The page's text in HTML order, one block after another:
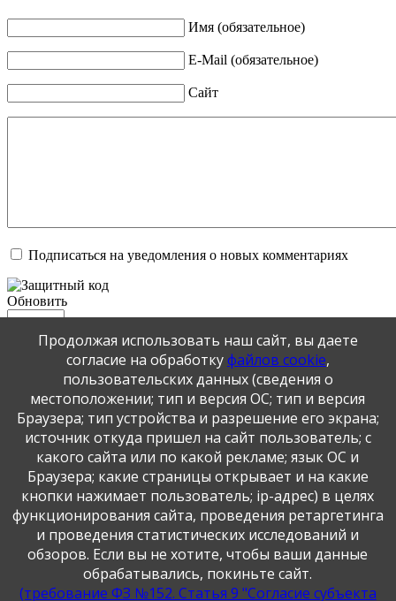
Имя (обязательное)
E-Mail (обязательное)
Сайт
Подписаться на уведомления о новых комментариях
Обновить
Отправить
JComments
Публикация персональных данных, в том числе
фотографий, производится в соответствии с
Федеральным законом от 27.07.2006 г. № 152-ФЗ " О
персональных данных", с согласия субъекта персональных
данных".
Продолжая использовать наш сайт, вы даете
согласие на обработкуфайлов cookie,
пользовательских данных (сведения о
местоположении; тип и версия ОС; тип и версия
Браузера; тип устройства и разрешение его экрана;
источник откуда пришел на сайт пользователь; с
какого сайта или по какой рекламе; язык ОС и
Браузера; какие страницы открывает и на какие
кнопки нажимает пользователь; ip-адрес) в целях
функционирования сайта, проведения ретаргетинга
и проведения статистических исследований и
обзоров. Если вы не хотите, чтобы ваши данные
обрабатывались, покиньте сайт.
(требование ФЗ №152. Статья 9 "Согласие субъекта